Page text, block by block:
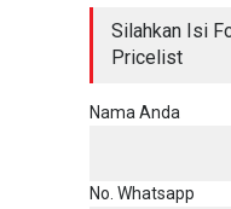
Silahkan Isi
Pricelist
Nama Anda
No. Whatsapp